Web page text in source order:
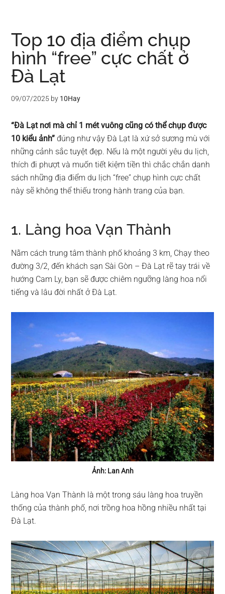
Top 10 địa điểm chụp
hình “free” cực chất ở
Đà Lạt
09/07/2025 by 10Hay
“Đà Lạt nơi mà chỉ 1 mét vuông cũng có thể chụp được
10 kiểu ảnh” đúng như vậy Đà Lạt là xứ sở sương mù với
những cảnh sắc tuyệt đẹp. Nếu là một người yêu du lịch,
thích đi phượt và muốn tiết kiệm tiền thì chắc chắn danh
sách những địa điểm du lịch “free” chụp hình cực chất
này sẽ không thể thiếu trong hành trang của bạn.
1. Làng hoa Vạn Thành
Nằm cách trung tâm thành phố khoảng 3 km, Chạy theo
đường 3/2, đến khách sạn Sài Gòn – Đà Lạt rẽ tay trái về
hướng Cam Ly, bạn sẽ được chiêm ngưỡng làng hoa nổi
tiếng và lâu đời nhất ở Đà Lạt.
Ảnh: Lan Anh
Làng hoa Vạn Thành là một trong sáu làng hoa truyền
thống của thành phố, nơi trồng hoa hồng nhiều nhất tại
Đà Lạt.